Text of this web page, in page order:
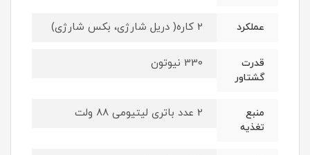
عملکرد 2 کاره( دریل شارژی، بکس شارژی)
قدرت
گشتاور
330 نیوتون
منبع
تغذیه
2 عدد باتری لیتیومی 88 ولت